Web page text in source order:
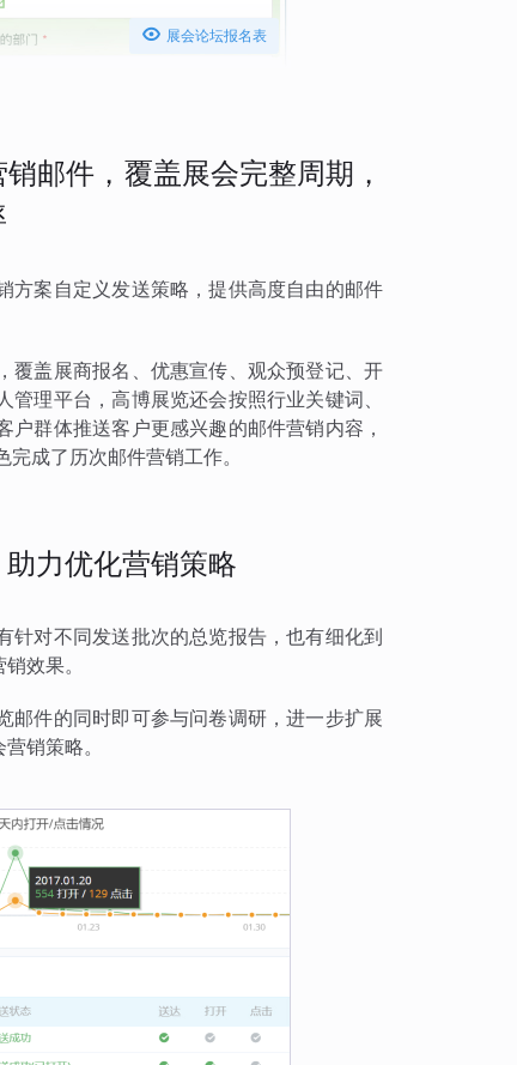
 展会论坛报名表
邮件，覆盖展会完整周期，
方案自定义发送策略，提供高度自由的邮件
覆盖展商报名、优惠宣传、观众预登记、开
理平台，高博展览还会按照行业关键词、
群体推送客户更感兴趣的邮件营销内容，
成了历次邮件营销工作。
力优化营销策略
针对不同发送批次的总览报告，也有细化到
效果。
邮件的同时即可参与问卷调研，进一步扩展
销策略。